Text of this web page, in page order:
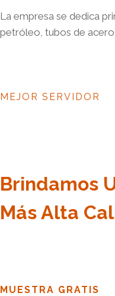
La empresa se dedica
petróleo, tubos de
MEJOR SERVIDOR
Brindamos
Más Alta
MUESTRA GRATIS